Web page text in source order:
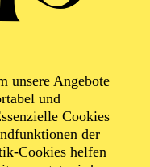
unsere Angebote
und
Cookies
der
Cookies helfen
Rachmaninow
Konzert